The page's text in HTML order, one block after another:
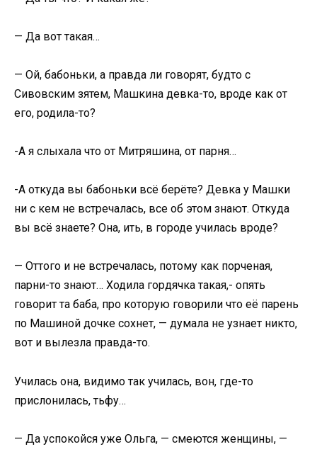
— Да вот такая…
— Ой, бабоньки, а правда ли говорят, будто с
Сивовским зятем, Машкина девка-то, вроде как от
его, родила-то?
-А я слыхала что от Митряшина, от парня…
-А откуда вы бабоньки всё берёте? Девка у Машки
ни с кем не встречалась, все об этом знают. Откуда
вы всё знаете? Она, ить, в городе училась вроде?
— Оттого и не встречалась, потому как порченая,
парни-то знают… Ходила гордячка такая,- опять
говорит та баба, про которую говорили что её парень
по Машиной дочке сохнет, — думала не узнает никто,
вот и вылезла правда-то.
Училась она, видимо так училась, вон, где-то
прислонилась, тьфу…
— Да успокойся уже Ольга, — смеются женщины, —